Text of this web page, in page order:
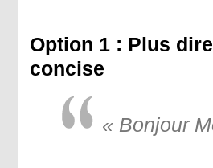
Option 1 : Plus
concise
« Bonjour